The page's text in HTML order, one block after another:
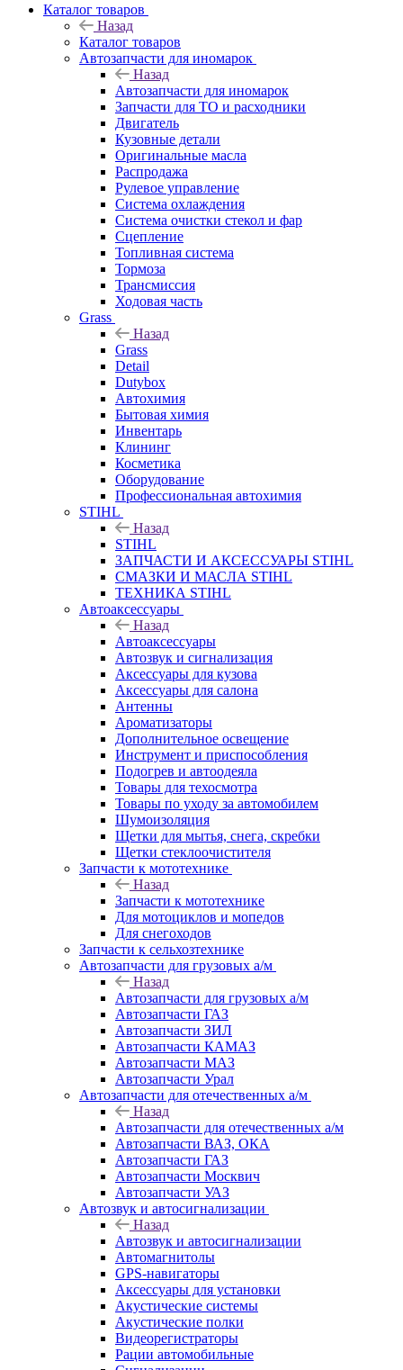
Каталог товаров
Назад
Каталог товаров
Автозапчасти для иномарок
Назад
Автозапчасти для иномарок
Запчасти для ТО и расходники
Двигатель
Кузовные детали
Оригинальные масла
Распродажа
Рулевое управление
Система охлаждения
Система очистки стекол и фар
Сцепление
Топливная система
Тормоза
Трансмиссия
Ходовая часть
Grass
Назад
Grass
Detail
Dutybox
Автохимия
Бытовая химия
Инвентарь
Клининг
Косметика
Оборудование
Профессиональная автохимия
STIHL
Назад
STIHL
ЗАПЧАСТИ И АКСЕССУАРЫ STIHL
СМАЗКИ И МАСЛА STIHL
ТЕХНИКА STIHL
Автоаксессуары
Назад
Автоаксессуары
Автозвук и сигнализация
Аксессуары для кузова
Аксессуары для салона
Антенны
Ароматизаторы
Дополнительное освещение
Инструмент и приспособления
Подогрев и автоодеяла
Товары для техосмотра
Товары по уходу за автомобилем
Шумоизоляция
Щетки для мытья, снега, скребки
Щетки стеклоочистителя
Запчасти к мототехнике
Назад
Запчасти к мототехнике
Для мотоциклов и мопедов
Для снегоходов
Запчасти к сельхозтехнике
Автозапчасти для грузовых а/м
Назад
Автозапчасти для грузовых а/м
Автозапчасти ГАЗ
Автозапчасти ЗИЛ
Автозапчасти КАМАЗ
Автозапчасти МАЗ
Автозапчасти Урал
Автозапчасти для отечественных а/м
Назад
Автозапчасти для отечественных а/м
Автозапчасти ВАЗ, ОКА
Автозапчасти ГАЗ
Автозапчасти Москвич
Автозапчасти УАЗ
Автозвук и автосигнализации
Назад
Автозвук и автосигнализации
Автомагнитолы
GPS-навигаторы
Аксессуары для установки
Акустические системы
Акустические полки
Видеорегистраторы
Рации автомобильные